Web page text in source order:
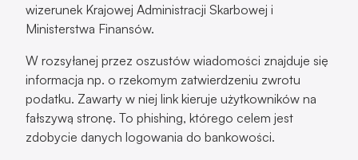
wizerunek Krajowej Administracji Skarbowej i
Ministerstwa Finansów.
W rozsyłanej przez oszustów wiadomości znajduje się
informacja np. o rzekomym zatwierdzeniu zwrotu
podatku. Zawarty w niej link kieruje użytkowników na
fałszywą stronę. To phishing, którego celem jest
zdobycie danych logowania do bankowości.